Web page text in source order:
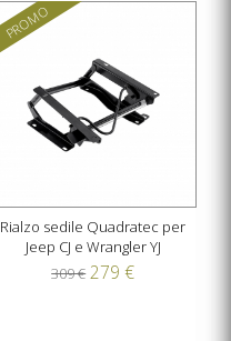
PROMO
Rialzo sedile Quadratec per
Jeep CJ e Wrangler YJ
309 € 279 €